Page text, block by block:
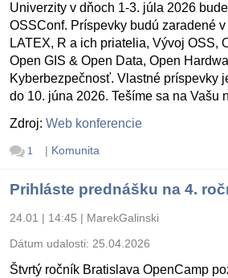
Univerzity v dňoch 1-3. júla 2026
OSSConf. Príspevky budú zaradené
LATEX, R a ich priatelia, Vývoj OSS,
Open GIS & Open Data, Open
Kyberbezpečnosť. Vlastné príspevky
do 10. júna 2026. Tešíme sa na Vašu
Zdroj: Web konferencie
1 | Komunita
Prihláste prednášku na 4.
24.01 | 14:45 | MarekGalinski
Dátum udalosti: 25.04.2026
Štvrtý ročník Bratislava OpenCamp